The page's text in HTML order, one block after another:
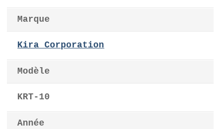
Marque
Kira Corporation
Modèle
KRT-10
Année